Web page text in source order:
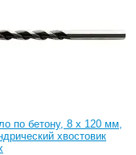
по бетону, 8 х 120 мм,
хвостовик